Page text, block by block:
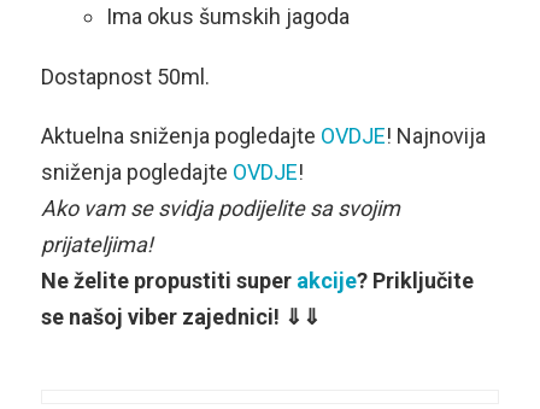
Ima okus šumskih jagoda
Dostapnost 50ml.
Aktuelna sniženja pogledajte OVDJE! Najnovija
sniženja pogledajte OVDJE!
Ako vam se svidja podijelite sa svojim
prijateljima!
Ne želite propustiti super akcije? Priključite
se našoj viber zajednici! ⇓⇓